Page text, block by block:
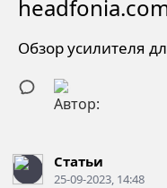
Обзор усилителя
Статьи
25-09-2023, 14:48